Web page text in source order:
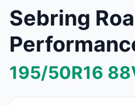
Sebring
195/50R16